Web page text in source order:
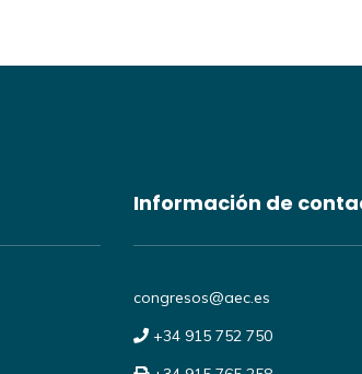
Información de
congresos@aec.es
+34 915 752 750